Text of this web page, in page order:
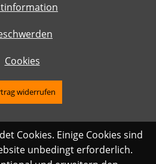
Cookies
widerrufen
Cookies. Einige Cookies sind
unbedingt erforderlich.